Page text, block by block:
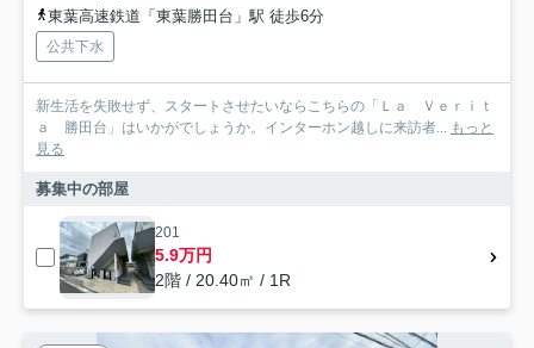
東葉高速鉄道「東葉勝田台」駅 徒歩6分
公共下水
新生活を失敗せず、スタートさせたいならこちらの「Ｌａ Ｖｅｒｉｔ
ａ 勝田台」はいかがでしょうか。インターホン越しに来訪者... もっと
見る
募集中の部屋
201
5.9万円
2階 / 20.40㎡ / 1R